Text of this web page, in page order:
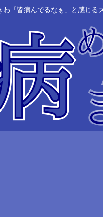
わ「皆病んでるなぁ」と感じる